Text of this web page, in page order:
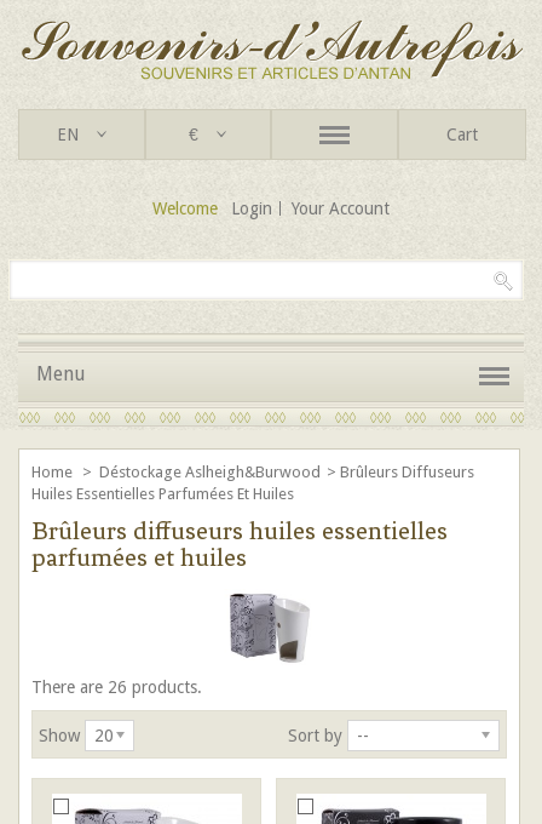
EN € Cart
Welcome Login Your Account
Menu
Home > Déstockage Aslheigh&Burwood > Brûleurs Diffuseurs
Huiles Essentielles Parfumées Et Huiles
Brûleurs diffuseurs huiles essentielles
parfumées et huiles
There are 26 products.
Sort by --
Show 20